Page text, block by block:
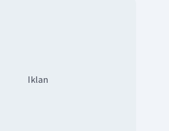
Iklan